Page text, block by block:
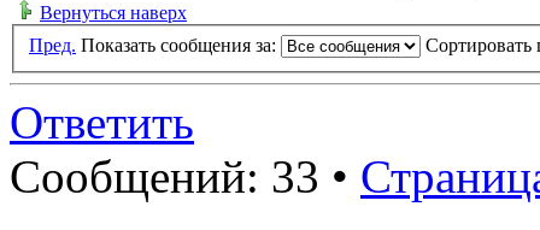
Вернуться наверх
Пред. Показать сообщения за: Сортировать
Ответить
Сообщений: 33 •